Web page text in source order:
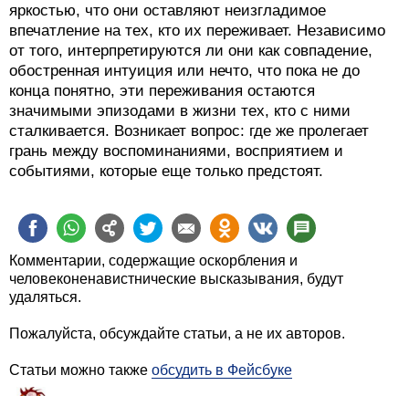
яркостью, что они оставляют неизгладимое
впечатление на тех, кто их переживает. Независимо
от того, интерпретируются ли они как совпадение,
обостренная интуиция или нечто, что пока не до
конца понятно, эти переживания остаются
значимыми эпизодами в жизни тех, кто с ними
сталкивается. Возникает вопрос: где же пролегает
грань между воспоминаниями, восприятием и
событиями, которые еще только предстоят.
Комментарии, содержащие оскорбления и
человеконенавистнические высказывания, будут
удаляться.
Пожалуйста, обсуждайте статьи, а не их авторов.
Статьи можно также обсудить в Фейсбуке